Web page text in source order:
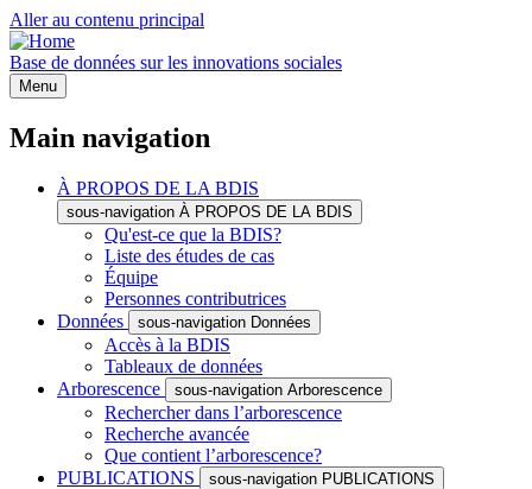
Aller au contenu principal
Base de données sur les innovations sociales
Menu
Main navigation
À PROPOS DE LA BDIS
sous-navigation À PROPOS DE LA BDIS
Qu'est-ce que la BDIS?
Liste des études de cas
Équipe
Personnes contributrices
Données
sous-navigation Données
Accès à la BDIS
Tableaux de données
Arborescence
sous-navigation Arborescence
Rechercher dans l’arborescence
Recherche avancée
Que contient l’arborescence?
PUBLICATIONS
sous-navigation PUBLICATIONS